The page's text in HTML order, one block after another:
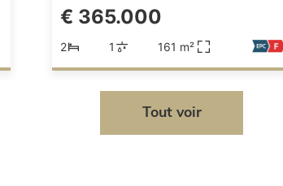
€ 365.000
2 1 161 m²
Tout voir